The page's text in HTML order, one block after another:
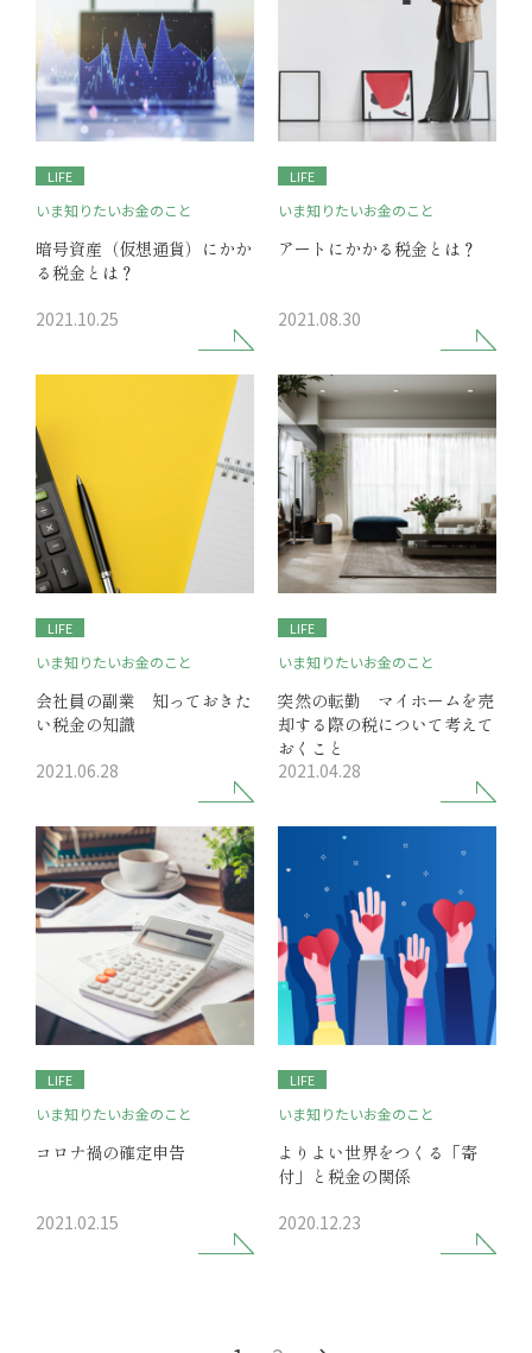
LIFE
いま知りたいお金のこと
暗号資産（仮想通貨）にかか
る税金とは？
2021.10.25
LIFE
いま知りたいお金のこと
アートにかかる税金とは？
2021.08.30
LIFE
いま知りたいお金のこと
会社員の副業 知っておきた
い税金の知識
2021.06.28
LIFE
いま知りたいお金のこと
突然の転勤 マイホームを売
却する際の税について考えて
おくこと
2021.04.28
LIFE
いま知りたいお金のこと
コロナ禍の確定申告
2021.02.15
LIFE
いま知りたいお金のこと
よりよい世界をつくる「寄
付」と税金の関係
2020.12.23